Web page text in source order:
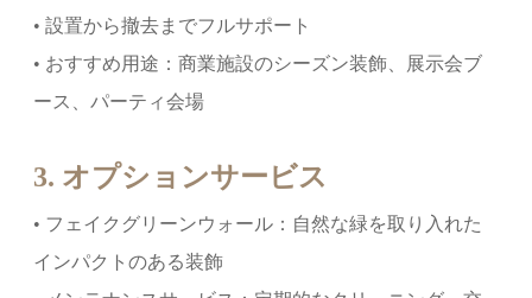
• 設置から撤去までフルサポート
• おすすめ用途：商業施設のシーズン装飾、展示会ブ
ース、パーティ会場
3. オプションサービス
• フェイクグリーンウォール：自然な緑を取り入れた
インパクトのある装飾